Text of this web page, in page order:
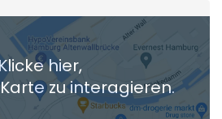
Wunschort
Klicke hier,
zu interagieren.